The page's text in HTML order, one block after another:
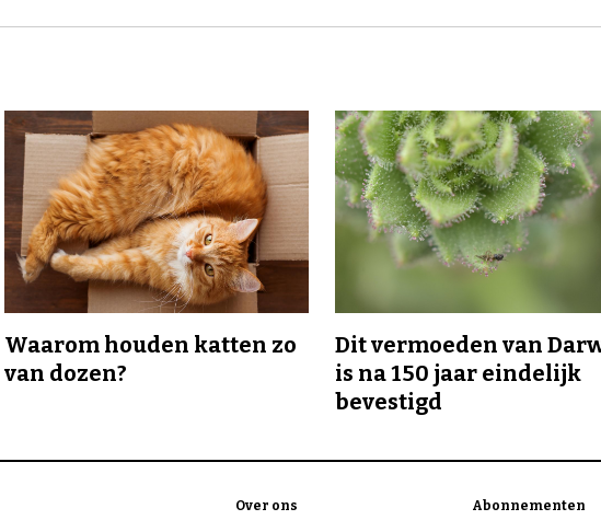
Waarom houden katten zo
van dozen?
Dit vermoeden van
is na 150 jaar eindelijk
bevestigd
Over ons Abonnementen